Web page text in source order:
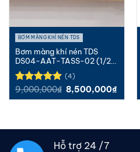
BƠM MÀNG KHÍ NÉN TDS
Bơm màng khí nén TDS
DS04-AAT-TASS-02 (1/2″,
Nhôm, Teflon)
Được xếp
hạng5.00
(4)
9,000,000₫ Giá
gốc
8,500,000₫Giá
Hỗ trợ 24 /7